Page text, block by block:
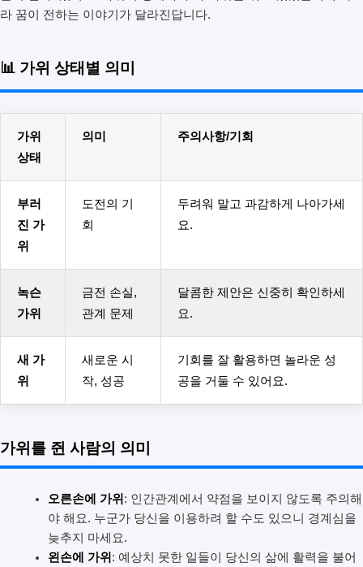
라 꿈이 전하는 이야기가 달라진답니다.
📊 가위 상태별 의미
가위
상태
의미 주의사항/기회
부러
진 가
위
도전의 기
회
두려워 말고 과감하게 나아가세
요.
녹슨
가위
금전 손실,
관계 문제
달콤한 제안은 신중히 확인하세
요.
새 가
위
새로운 시
작, 성공
기회를 잘 활용하면 놀라운 성
공을 거둘 수 있어요.
가위를 쥔 사람의 의미
오른손에 가위: 인간관계에서 약점을 보이지 않도록 주의해
야 해요. 누군가 당신을 이용하려 할 수도 있으니 경계심을
늦추지 마세요.
왼손에 가위: 예상치 못한 일들이 당신의 삶에 활력을 불어